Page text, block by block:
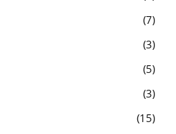
7
3
5
3
15